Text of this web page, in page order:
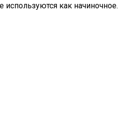
используются как начиночное.